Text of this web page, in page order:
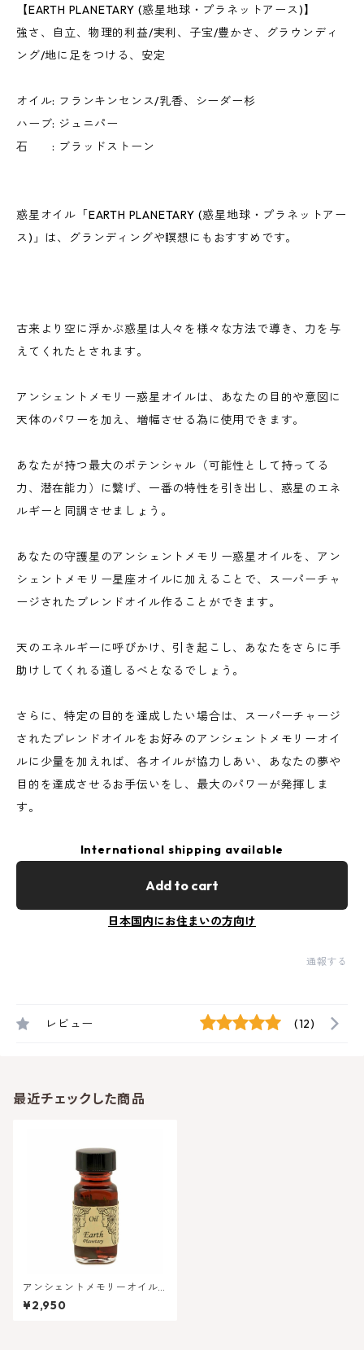
【EARTH PLANETARY (惑星地球・プラネットアース)】
強さ、自立、物理的利益/実利、子宝/豊かさ、グラウンディ
ング/地に足をつける、安定
オイル: フランキンセンス/乳香、シーダー杉
ハーブ: ジュニパー
石 : ブラッドストーン
惑星オイル「EARTH PLANETARY (惑星地球・プラネットアー
ス)」は、グランディングや瞑想にもおすすめです。
古来より空に浮かぶ惑星は人々を様々な方法で導き、力を与
えてくれたとされます。
アンシェントメモリー惑星オイルは、あなたの目的や意図に
天体のパワーを加え、増幅させる為に使用できます。
あなたが持つ最大のポテンシャル（可能性として持ってる
力、潜在能力）に繋げ、一番の特性を引き出し、惑星のエネ
ルギーと同調させましょう。
あなたの守護星のアンシェントメモリー惑星オイルを、アン
シェントメモリー星座オイルに加えることで、スーパーチャ
ージされたブレンドオイル作ることができます。
天のエネルギーに呼びかけ、引き起こし、あなたをさらに手
助けしてくれる道しるべとなるでしょう。
さらに、特定の目的を達成したい場合は、スーパーチャージ
されたブレンドオイルをお好みのアンシェントメモリーオイ
ルに少量を加えれば、各オイルが協力しあい、あなたの夢や
目的を達成させるお手伝いをし、最大のパワーが発揮しま
す。
International shipping available
Add to cart
日本国内にお住まいの方向け
通報する
レビュー (12)
最近チェックした商品
アンシェントメモリーオイル -
地球【自立・安定】プラネッ
トアース 惑星オイル
¥2,950